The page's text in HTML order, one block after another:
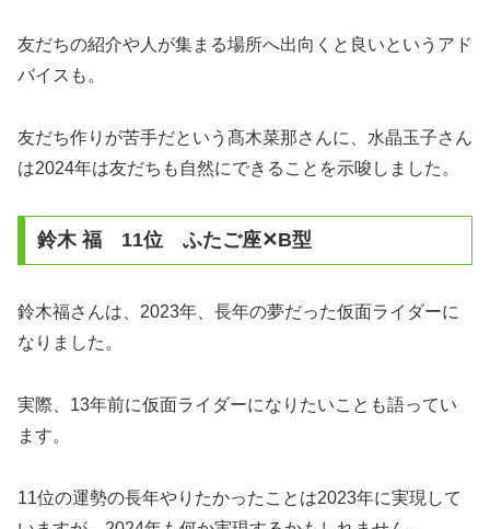
友だちの紹介や人が集まる場所へ出向くと良いというアド
バイスも。
友だち作りが苦手だという髙木菜那さんに、水晶玉子さん
は2024年は友だちも自然にできることを示唆しました。
鈴木 福 11位 ふたご座✕B型
鈴木福さんは、2023年、長年の夢だった仮面ライダーに
なりました。
実際、13年前に仮面ライダーになりたいことも語ってい
ます。
11位の運勢の長年やりたかったことは2023年に実現して